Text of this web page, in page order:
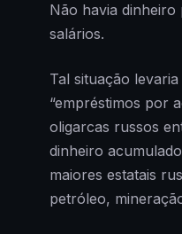
Não havia
salários.
Tal situação
“empréstimos por
oligarcas russos
dinheiro
maiores estatais
petróleo,